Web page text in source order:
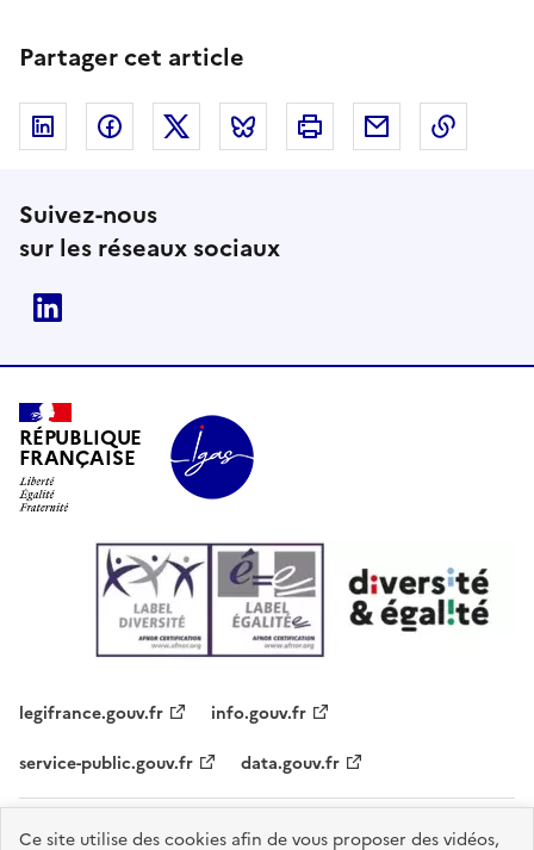
Ce site utilise des cookies afin de vous proposer des vidéos,
Partager cet article
Linkedin FacebookTwitter Bluesky Imprimer Courriel
Suivez-nous
sur les réseaux sociaux
RÉPUBLIQUE
FRANÇAISE
legifrance.gouv.fr
info.gouv.fr
service-public.gouv.fr
data.gouv.fr
Plan du site Contacts Accessibilité - partiellement conforme